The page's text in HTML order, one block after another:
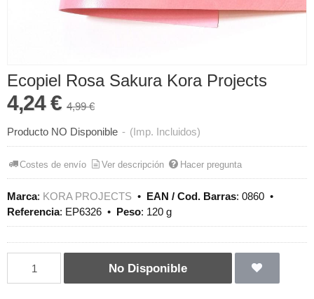
Ecopiel Rosa Sakura Kora Projects
4,24 € 4,99 €
Producto NO Disponible - (Imp. Incluidos)
Costes de envío Ver descripción Hacer pregunta
Marca: KORA PROJECTS • EAN / Cod. Barras: 0860 •
Referencia: EP6326 • Peso: 120 g
No Disponible